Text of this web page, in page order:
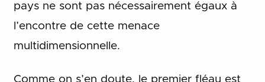
pays ne sont pas nécessairement égaux à
l’encontre de cette menace
multidimensionnelle.
Comme on s’en doute, le premier fléau est